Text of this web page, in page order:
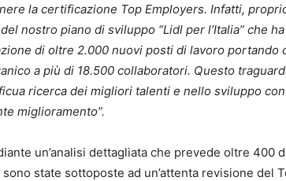
la certificazione Top Employers. Infatti,
nostro piano di sviluppo “Lidl per l’Italia” che
di oltre 2.000 nuovi posti di lavoro portando
a più di 18.500 collaboratori. Questo
ricerca dei migliori talenti e nello sviluppo
miglioramento”.
un’analisi dettagliata che prevede oltre 400
state sottoposte ad un’attenta revisione del